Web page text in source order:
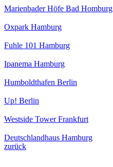
Marienbader Höfe Bad Homburg
Oxpark Hamburg
Fuhle 101 Hamburg
Ipanema Hamburg
Humboldthafen Berlin
Up! Berlin
Westside Tower Frankfurt
Deutschlandhaus Hamburg
zurück